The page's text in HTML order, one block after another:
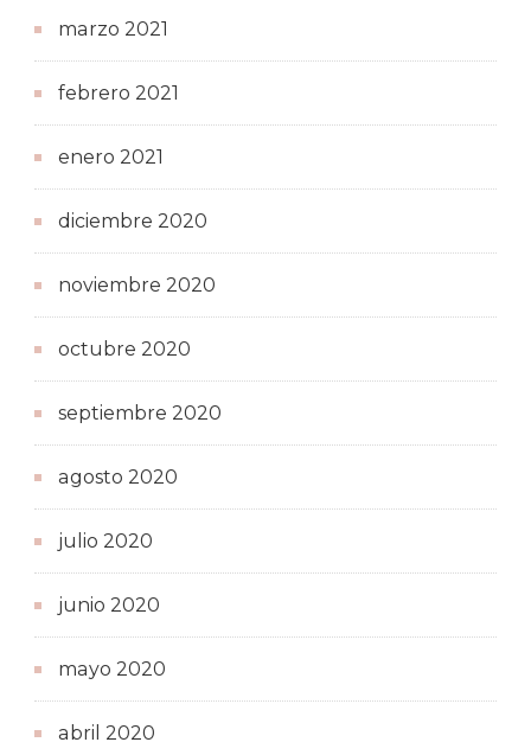
marzo 2021
febrero 2021
enero 2021
diciembre 2020
noviembre 2020
octubre 2020
septiembre 2020
agosto 2020
julio 2020
junio 2020
mayo 2020
abril 2020